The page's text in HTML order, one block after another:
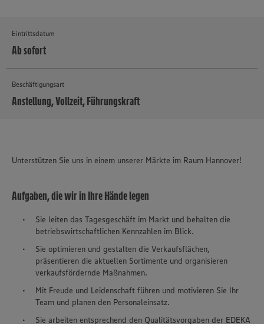
Eintrittsdatum
Ab sofort
Beschäftigungsart
Anstellung, Vollzeit, Führungskraft
Unterstützen Sie uns in einem unserer Märkte im Raum Hannover!
Aufgaben, die wir in Ihre Hände legen
Sie leiten das Tagesgeschäft im Markt und behalten die
betriebswirtschaftlichen Kennzahlen im Blick.
Sie optimieren und gestalten die Verkaufsflächen,
präsentieren die aktuellen Sortimente und organisieren
verkaufsfördernde Maßnahmen.
Mit Freude und Leidenschaft führen und motivieren Sie Ihr
Team und planen den Personaleinsatz.
Sie arbeiten entsprechend den Qualitätsvorgaben der EDEKA